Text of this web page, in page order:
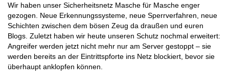
Wir haben unser Sicherheitsnetz Masche für Masche enger
gezogen. Neue Erkennungssysteme, neue Sperrverfahren, neue
Schichten zwischen dem bösen Zeug da draußen und euren
Blogs. Zuletzt haben wir heute unseren Schutz nochmal erweitert:
Angreifer werden jetzt nicht mehr nur am Server gestoppt – sie
werden bereits an der Eintrittspforte ins Netz blockiert, bevor sie
überhaupt anklopfen können.